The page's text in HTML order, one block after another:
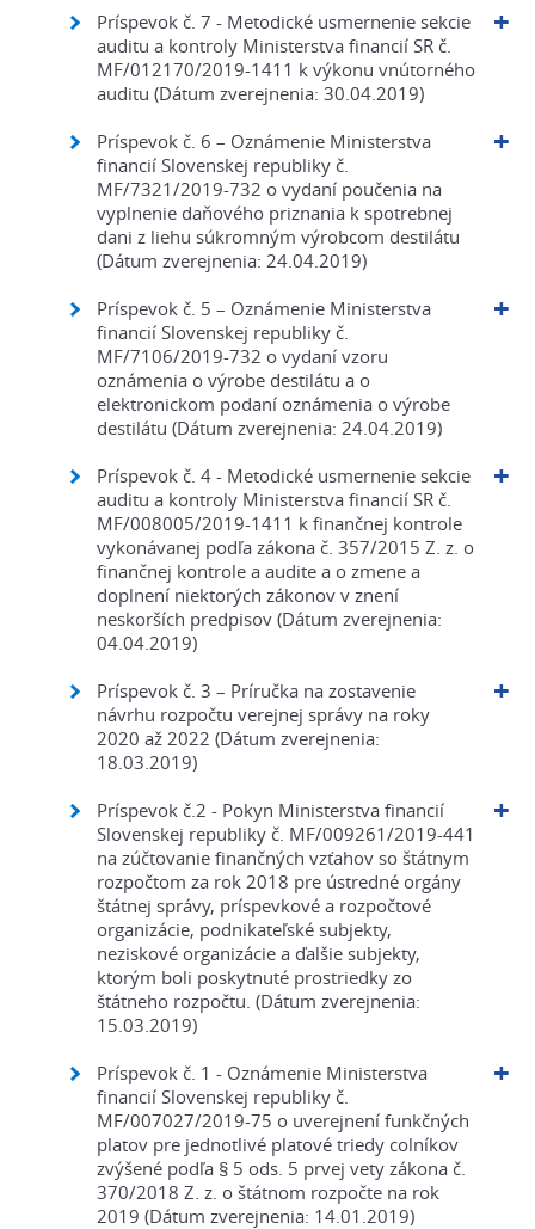
Príspevok č. 7 - Metodické usmernenie sekcie
auditu a kontroly Ministerstva financií SR č.
MF/012170/2019-1411 k výkonu vnútorného
auditu (Dátum zverejnenia: 30.04.2019)
Príspevok č. 6 – Oznámenie Ministerstva
financií Slovenskej republiky č.
MF/7321/2019-732 o vydaní poučenia na
vyplnenie daňového priznania k spotrebnej
dani z liehu súkromným výrobcom destilátu
(Dátum zverejnenia: 24.04.2019)
Príspevok č. 5 – Oznámenie Ministerstva
financií Slovenskej republiky č.
MF/7106/2019-732 o vydaní vzoru
oznámenia o výrobe destilátu a o
elektronickom podaní oznámenia o výrobe
destilátu (Dátum zverejnenia: 24.04.2019)
Príspevok č. 4 - Metodické usmernenie sekcie
auditu a kontroly Ministerstva financií SR č.
MF/008005/2019-1411 k finančnej kontrole
vykonávanej podľa zákona č. 357/2015 Z. z. o
finančnej kontrole a audite a o zmene a
doplnení niektorých zákonov v znení
neskorších predpisov (Dátum zverejnenia:
04.04.2019)
Príspevok č. 3 – Príručka na zostavenie
návrhu rozpočtu verejnej správy na roky
2020 až 2022 (Dátum zverejnenia:
18.03.2019)
Príspevok č.2 - Pokyn Ministerstva financií
Slovenskej republiky č. MF/009261/2019-441
na zúčtovanie finančných vzťahov so štátnym
rozpočtom za rok 2018 pre ústredné orgány
štátnej správy, príspevkové a rozpočtové
organizácie, podnikateľské subjekty,
neziskové organizácie a ďalšie subjekty,
ktorým boli poskytnuté prostriedky zo
štátneho rozpočtu. (Dátum zverejnenia:
15.03.2019)
Príspevok č. 1 - Oznámenie Ministerstva
financií Slovenskej republiky č.
MF/007027/2019-75 o uverejnení funkčných
platov pre jednotlivé platové triedy colníkov
zvýšené podľa § 5 ods. 5 prvej vety zákona č.
370/2018 Z. z. o štátnom rozpočte na rok
2019 (Dátum zverejnenia: 14.01.2019)